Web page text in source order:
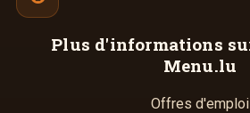
Plus d'informations
Menu.lu
Offres d'emploi